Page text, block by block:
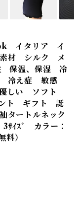
イタリア イ
材 シルク メ
保温、保湿 冷
冷え症 敏感
しい ソフト
ト ギフト 誕
ートルネック
ｻｲｽﾞ カラー：
）